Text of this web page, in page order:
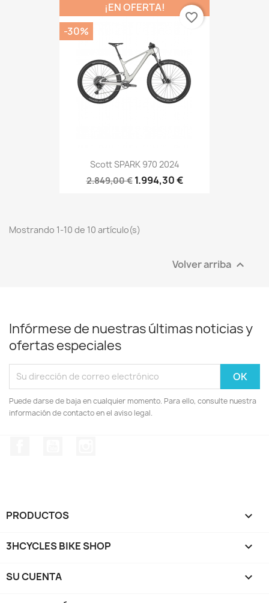
Scott SPARK 970 2024
2.849,00 € 1.994,30 €
¡EN OFERTA!
-30%
favorite_border
Mostrando 1-10 de 10 artículo(s)
Volver arriba 
Infórmese de nuestras últimas noticias y
ofertas especiales
Puede darse de baja en cualquier momento. Para ello, consulte nuestra
información de contacto en el aviso legal.
PRODUCTOS 
3HCYCLES BIKE SHOP 
SU CUENTA 